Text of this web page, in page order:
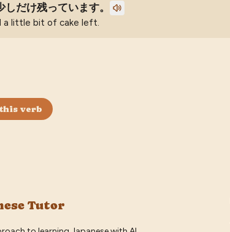
しだけ残っています。
a little bit of cake left.
verb
Tutor